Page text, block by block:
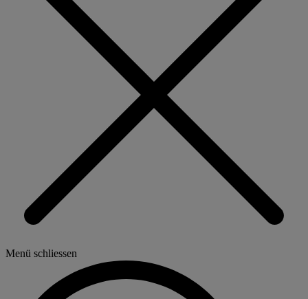
Menü schliessen